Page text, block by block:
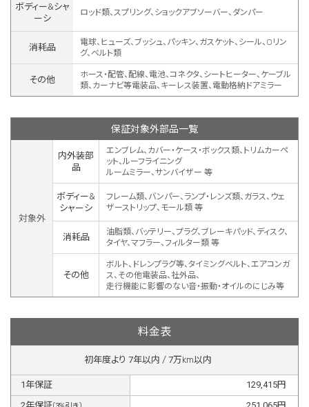
ボディー&シャ
ーシ
ロッド類、スプリング、ショックアブソーバー、ダンパー
消耗品
電球、ヒューズ、ブッシュ、パッキン、ガスケット、シール、Oリン
グ、ベルト類
その他
ホース・配管、配線、電池、コネクタ、シートヒーター、ケーブル
類、カーナビ等電装品、キーレス装置、 電動格納ドアミラー
保証対象外部品一覧
対象外
内外装部
品
エンブレム、カバー・ケース・ボックス類、トリムカーペ
ット、ルーフライニング
ルームミラー、サンバイザー 等
ボディー&
シャーシ
フレーム類、バンパー、ランプ・レンズ類、ガラス、ウェ
ザーストリップ、モール類 等
消耗品
油脂類、バッテリー、プラグ、ブレーキパッド、ディスク、
タイヤ、マフラー、フィルター類 等
その他
ボルト、ドレンプラグ等、タイミングベルト、エアコンガ
ス、その他電装品、社外品、
走行機能に影響のない音・振動・オイルのにじみ等
料金表
初年度より 7年以内 / 7万km以内
1年保証 129,415円